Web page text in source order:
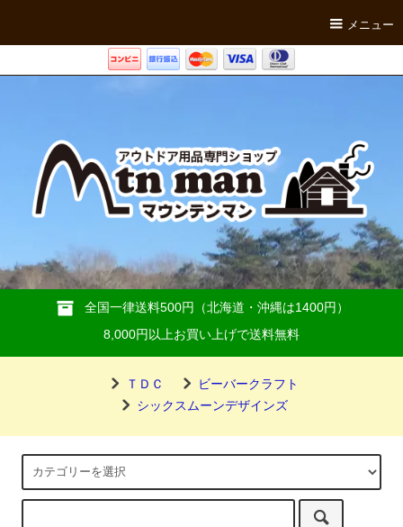
メニュー
全国一律送料500円（北海道・沖縄は1400円）
8,000円以上お買い上げで送料無料
ＴＤＣ
ビーバークラフト
シックスムーンデザインズ